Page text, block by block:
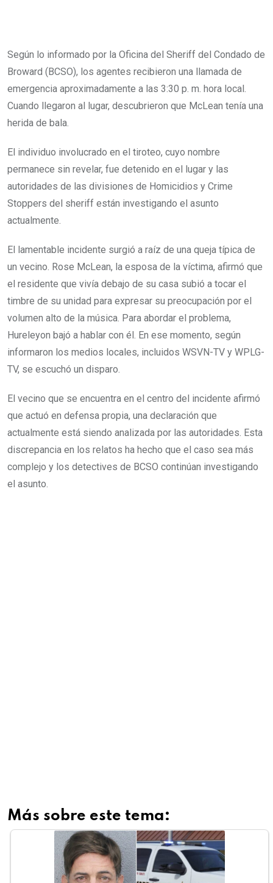
Según lo informado por la Oficina del Sheriff del Condado de
Broward (BCSO), los agentes recibieron una llamada de
emergencia aproximadamente a las 3:30 p. m. hora local.
Cuando llegaron al lugar, descubrieron que McLean tenía una
herida de bala.
El individuo involucrado en el tiroteo, cuyo nombre
permanece sin revelar, fue detenido en el lugar y las
autoridades de las divisiones de Homicidios y Crime
Stoppers del sheriff están investigando el asunto
actualmente.
El lamentable incidente surgió a raíz de una queja típica de
un vecino. Rose McLean, la esposa de la víctima, afirmó que
el residente que vivía debajo de su casa subió a tocar el
timbre de su unidad para expresar su preocupación por el
volumen alto de la música. Para abordar el problema,
Hureleyon bajó a hablar con él. En ese momento, según
informaron los medios locales, incluidos WSVN-TV y WPLG-
TV, se escuchó un disparo.
El vecino que se encuentra en el centro del incidente afirmó
que actuó en defensa propia, una declaración que
actualmente está siendo analizada por las autoridades. Esta
discrepancia en los relatos ha hecho que el caso sea más
complejo y los detectives de BCSO continúan investigando
el asunto.
Más sobre este tema: